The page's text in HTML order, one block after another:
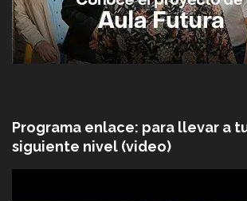
Programa enlace: para llevar a
siguiente nivel (video)